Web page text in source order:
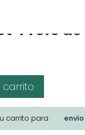
‘Profe de
carrito para